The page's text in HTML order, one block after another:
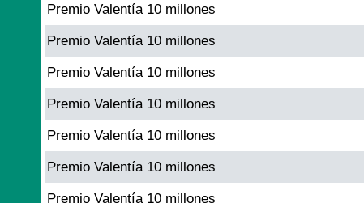
Premio Valentía 10 millones
Premio Valentía 10 millones
Premio Valentía 10 millones
Premio Valentía 10 millones
Premio Valentía 10 millones
Premio Valentía 10 millones
Premio Valentía 10 millones